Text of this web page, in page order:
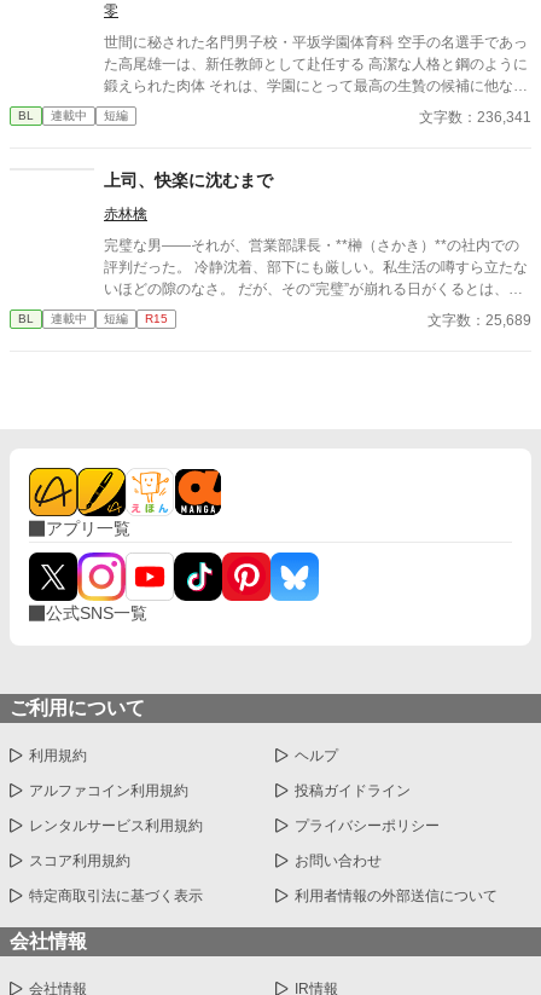
零
世間に秘された名門男子校・平坂学園体育科 空手の名選手であっ
た高尾雄一は、新任教師として赴任する 高潔な人格と鋼のように
鍛えられた肉体 それは、学園にとって最高の生贄の候補に他なら
なかった 至高の筋肉を持つ、精神を削られ意志をなくした青年を
太古の神に捧げるため、“水”、“風”、“土”の信奉者達が暗躍する 意
校で繰り広げられるダークファンタジー
BL 連載中 短編 文字数：236,341
上司、快楽に沈むまで
赤林檎
完璧な男――それが、営業部課長・**榊（さかき）**の社内での
評判だった。 冷静沈着、部下にも厳しい。私生活の噂すら立たな
いほどの隙のなさ。 だが、その“完璧”が崩れる日がくるとは、誰
も想像していなかった。 入社三年目の篠原は、榊の直属の部下。
真面目だが強気で、どこか挑発的な笑みを浮かべる青年。 ある
た。 拒むことも、許すこともできないまま、 彼は“部下”の手によ
って、ひとつずつ乱されていく。 言葉で支配され、触れられるた
びに、自分の知らなかった感情と快楽を知る。それは、上司とし
ての誇りを壊すほどに甘く、逃れられないほどに深い。 だが、篠
原の視線の奥に宿るのは、ただの欲望ではなかった。 そこには、
ずっと榊だけを見つめ続けてきた、静かな執着がある。 「俺、前
から思ってたんです。 あなたが誰かに“支配される”ところ、き
た榊は、もう戻れない。 快楽に溺れるその瞬間まで、彼を待つの
は破滅か、それとも救いか。 ――これは、ひとりの上司が“愛”と
いう名の支配に沈んでいく物語。
BL 連載中 短編 R15 文字数：25,689
アプリ一覧
公式SNS一覧
ご利用について
利用規約 ヘルプ
アルファコイン利用規約 投稿ガイドライン
レンタルサービス利用規約 プライバシーポリシー
スコア利用規約 お問い合わせ
特定商取引法に基づく表示 利用者情報の外部送信について
会社情報
会社情報 IR情報